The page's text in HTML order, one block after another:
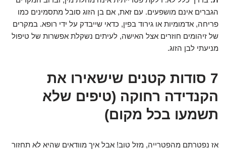
הגברים אינם מושפעים. עם זאת, אם בן הזוג סובל מתסמינים כמו
פריחה, אדמומיות או גירוד בפין, כדאי שייבדק על ידי רופא. במקרים
של זיהומים חוזרים אצל האישה, לעיתים נשקלת אפשרות של טיפול
מניעתי לבן הזוג.
7 סודות קטנים שישאירו את
הקנדידה רחוקה (טיפים שלא
תשמעו בכל מקום)
אז נפטרתם מהפטרייה, מזל טוב! אבל איך מוודאים שהיא לא תחזור